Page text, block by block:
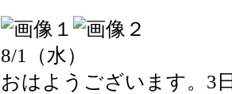
8/1（水）
おはようございます。3